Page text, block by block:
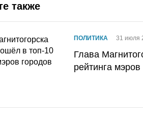
также
ПОЛИТИКА 31 июля
Глава
рейтинга